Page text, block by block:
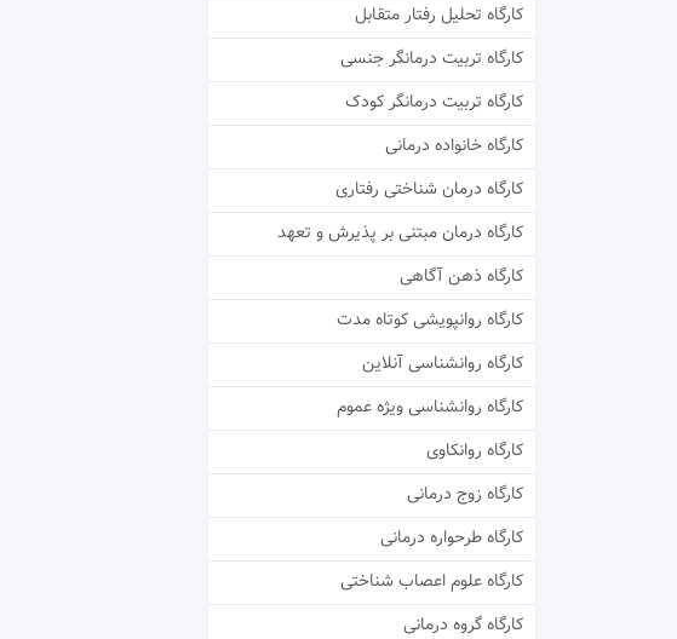
کارگاه تحلیل رفتار متقابل
کارگاه تربیت درمانگر جنسی
کارگاه تربیت درمانگر کودک
کارگاه خانواده درمانی
کارگاه درمان شناختی رفتاری
کارگاه درمان مبتنی بر پذیرش و تعهد
کارگاه ذهن آگاهی
کارگاه روانپویشی کوتاه مدت
کارگاه روانشناسی آنلاین
کارگاه روانشناسی ویژه عموم
کارگاه روانکاوی
کارگاه زوج درمانی
کارگاه طرحواره درمانی
کارگاه علوم اعصاب شناختی
کارگاه گروه درمانی